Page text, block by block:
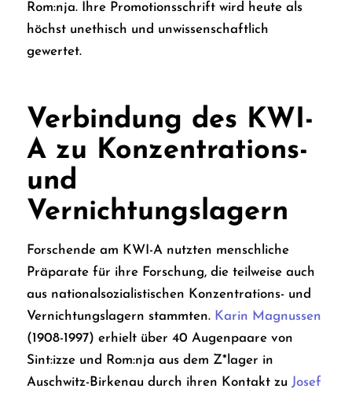
Rom:nja. Ihre Promotionsschrift wird heute als
höchst unethisch und unwissenschaftlich
gewertet.
Verbindung des KWI-
A zu Konzentrations-
und
Vernichtungslagern
Forschende am KWI-A nutzten menschliche
Präparate für ihre Forschung, die teilweise auch
aus nationalsozialistischen Konzentrations- und
Vernichtungslagern stammten. Karin Magnussen
(1908-1997) erhielt über 40 Augenpaare von
Sint:izze und Rom:nja aus dem Z*lager in
Auschwitz-Birkenau durch ihren Kontakt zu Josef